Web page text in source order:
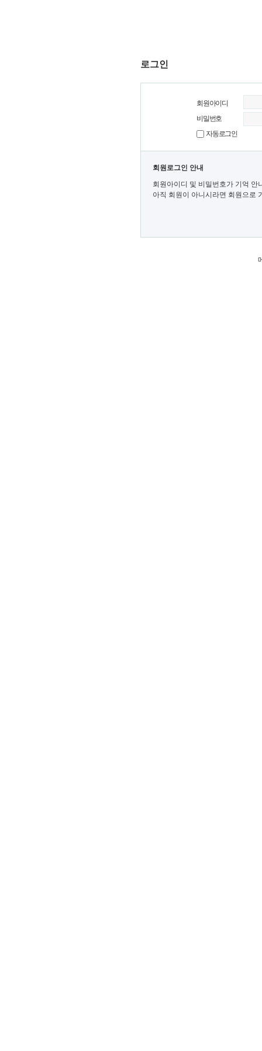
로그인
회원아이디
비밀번호
자동로그인
회원로그인 안내
회원아이디 및 비밀번호가 기억 안
아직 회원이 아니시라면 회원으로